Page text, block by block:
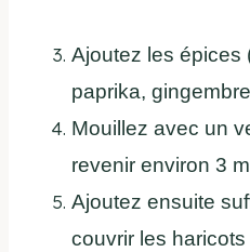
Ajoutez les épices
paprika,
Mouillez avec un
revenir environ 3
Ajoutez ensuite
couvrir les